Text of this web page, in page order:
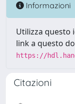
Informazioni
Utilizza questo
link a questo
https://
Citazioni